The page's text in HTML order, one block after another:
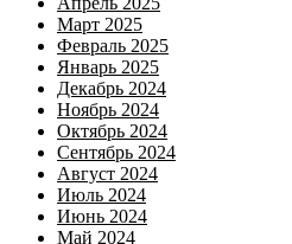
Март 2025
Февраль 2025
Январь 2025
Декабрь 2024
Ноябрь 2024
Октябрь 2024
Сентябрь 2024
Август 2024
Июль 2024
Июнь 2024
Май 2024